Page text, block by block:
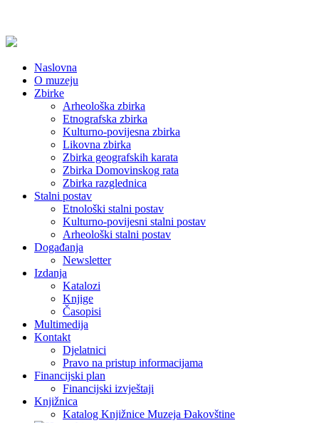
Naslovna
O muzeju
Zbirke
Arheološka zbirka
Etnografska zbirka
Kulturno-povijesna zbirka
Likovna zbirka
Zbirka geografskih karata
Zbirka Domovinskog rata
Zbirka razglednica
Stalni postav
Etnološki stalni postav
Kulturno-povijesni stalni postav
Arheološki stalni postav
Događanja
Newsletter
Izdanja
Katalozi
Knjige
Časopisi
Multimedija
Kontakt
Djelatnici
Pravo na pristup informacijama
Financijski plan
Financijski izvještaji
Knjižnica
Katalog Knjižnice Muzeja Đakovštine